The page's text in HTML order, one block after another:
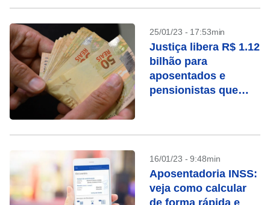
25/01/23 - 17:53min
Justiça libera R$ 1.12
bilhão para
aposentados e
pensionistas que
16/01/23 - 9:48min
Aposentadoria INSS:
veja como calcular
de forma rápida e